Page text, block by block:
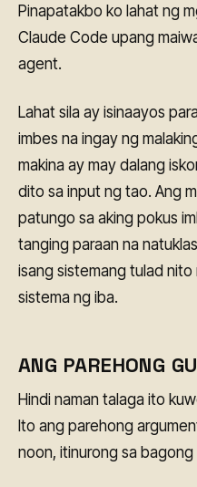
Pinapatakbo ko lahat ng
Claude Code upang
agent.
Lahat sila ay isinaayos
imbes na ingay ng
makina ay may dalang
dito sa input ng tao. Ang
patungo sa aking pokus
tanging paraan na
isang sistemang tulad nito
sistema ng iba.
ANG PAREHONG
Hindi naman talaga ito
Ito ang parehong
noon, itinurong sa bagong